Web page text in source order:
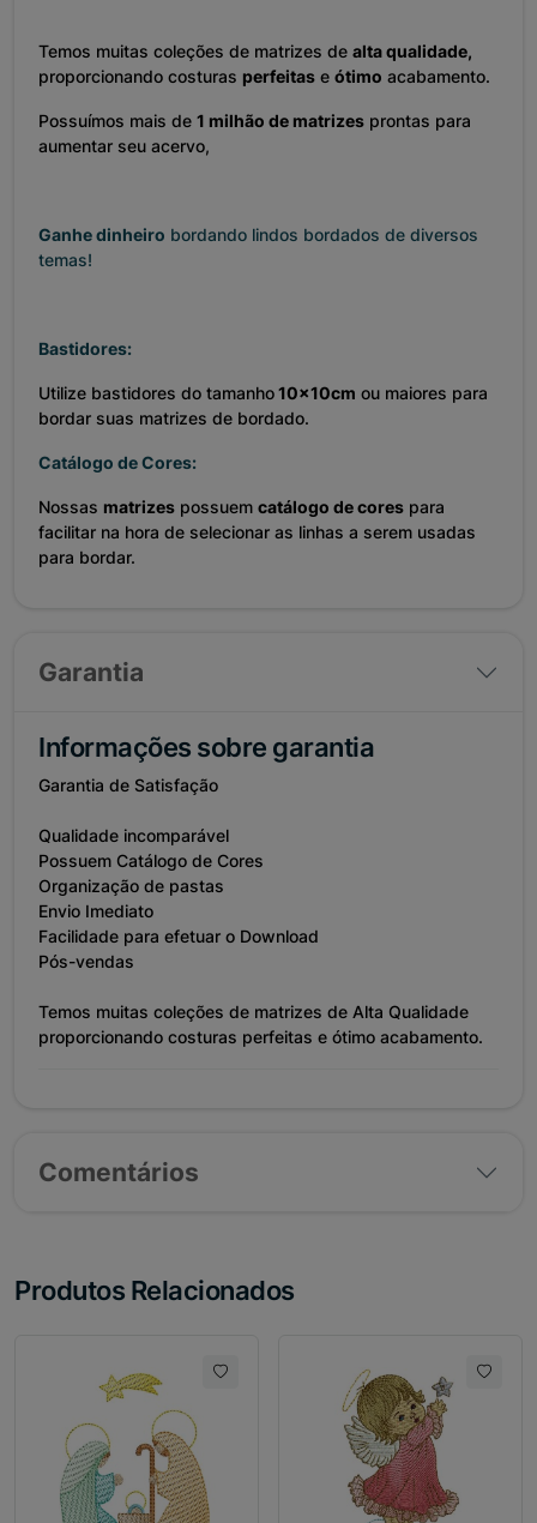
Temos muitas coleções de matrizes de alta qualidade,
proporcionando costuras perfeitas e ótimo acabamento.
Possuímos mais de 1 milhão de matrizes prontas para
aumentar seu acervo,
Ganhe dinheiro bordando lindos bordados de diversos
temas!
Bastidores:
Utilize bastidores do tamanho10x10cm ou maiores para
bordar suas matrizes de bordado.
Catálogo de Cores:
Nossas matrizes possuem catálogo de cores para
facilitar na hora de selecionar as linhas a serem usadas
para bordar.
Garantia
Informações sobre garantia
Garantia de Satisfação
Qualidade incomparável
Possuem Catálogo de Cores
Organização de pastas
Envio Imediato
Facilidade para efetuar o Download
Pós-vendas
Temos muitas coleções de matrizes de Alta Qualidade
proporcionando costuras perfeitas e ótimo acabamento.
Comentários
Produtos Relacionados